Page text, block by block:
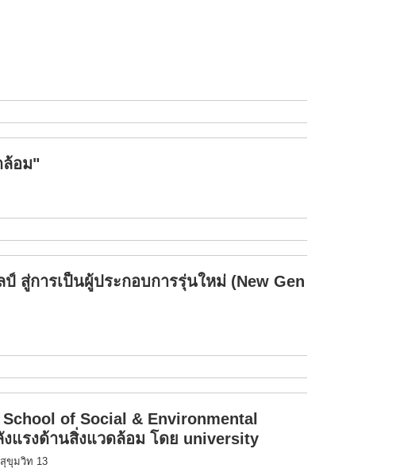
อม"
สู่การเป็นผู้ประกอบการรุ่นใหม่ (New Gen
of Social & Environmental
แรงด้านสิ่งแวดล้อม โดย university
ขุมวิท 13